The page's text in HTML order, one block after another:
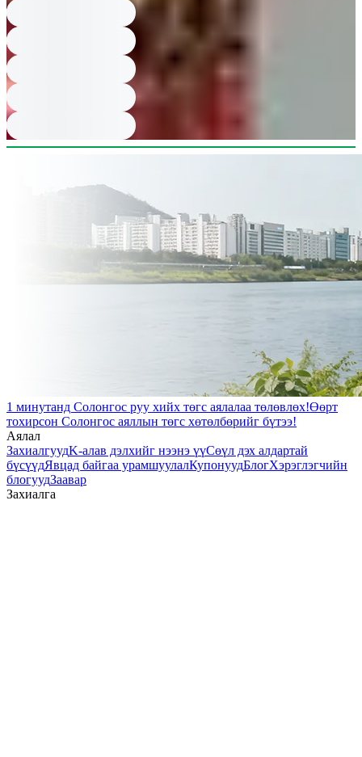
1 минутанд Солонгос руу хийх төгс аялалаа төлөвлөх!Өөрт
тохирсон Солонгос аяллын төгс хөтөлбөрийг бүтээ!
Аялал
ЗахиалгуудK-алав дэлхийг нээнэ үүСөүл дэх алдартай
бүсүүдЯвцад байгаа урамшуулалКупонуудБлогХэрэглэгчийн
блогуудЗаавар
Захиалга